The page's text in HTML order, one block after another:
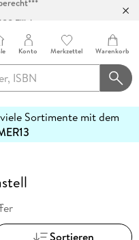
Filialen
Konto Merkzettel Warenkorb
Sortimente mit dem
Sortieren